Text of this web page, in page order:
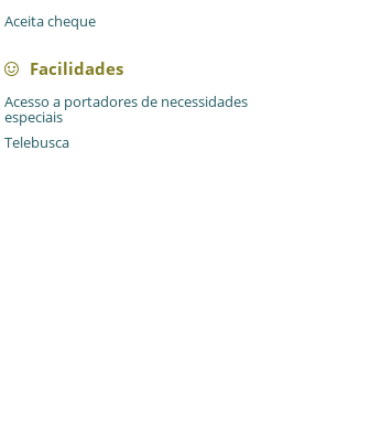
Aceita cheque
Facilidades
Acesso a portadores de necessidades
especiais
Telebusca